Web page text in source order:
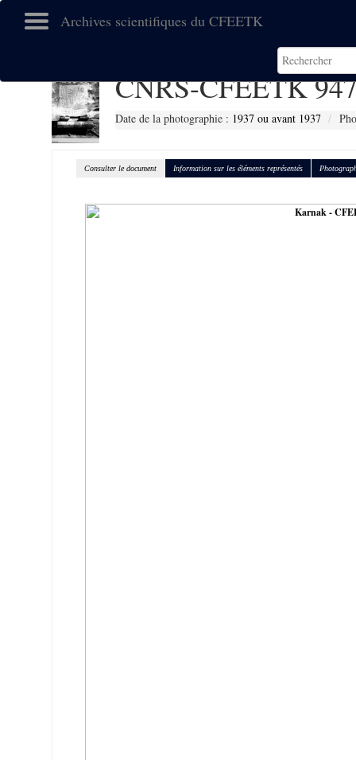
Archives scientifiques du CFEETK
CNRS-CFEETK
Date de la photographie : 1937 ou avant 1937
Consulter le document Information sur les éléments représentés